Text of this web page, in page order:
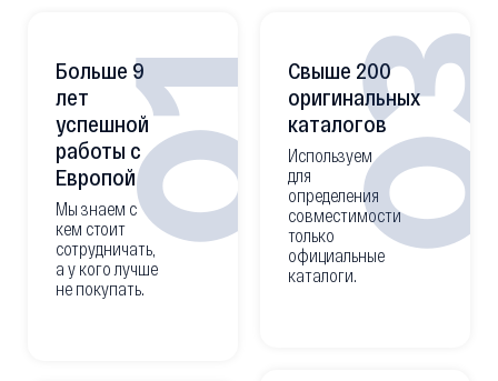
01
Больше 9
лет
успешной
работы с
Европой
Мы знаем с
кем стоит
сотрудничать,
а у кого лучше
не покупать.
Свыше 200
оригинальных
каталогов
Используем
для
определения
совместимости
только
официальные
каталоги.